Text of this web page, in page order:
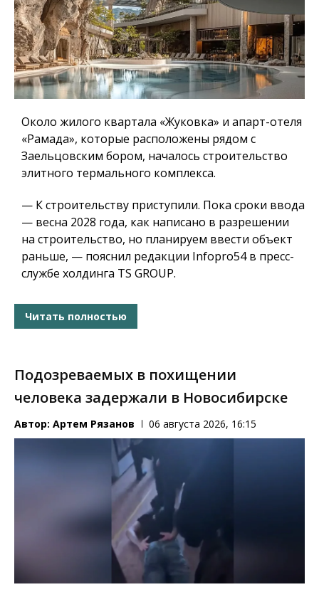
Около жилого квартала «Жуковка» и апарт-отеля
«Рамада», которые расположены рядом с
Заельцовским бором, началось строительство
элитного термального комплекса.
— К строительству приступили. Пока сроки ввода
— весна 2028 года, как написано в разрешении
на строительство, но планируем ввести объект
раньше, — пояснил редакции Infopro54 в пресс-
службе холдинга TS GROUP.
Читать полностью
Подозреваемых в похищении
человека задержали в Новосибирске
Автор: Артем Рязанов 06 августа 2026, 16:15